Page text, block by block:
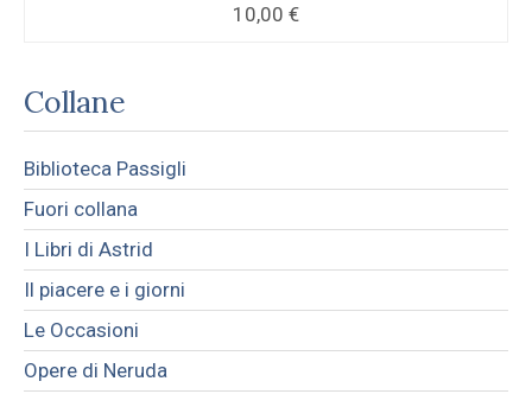
10,00 €
Collane
Biblioteca Passigli
Fuori collana
I Libri di Astrid
Il piacere e i giorni
Le Occasioni
Opere di Neruda